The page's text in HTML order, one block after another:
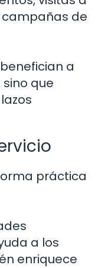
de
a
que
práctica
a los
enriquece